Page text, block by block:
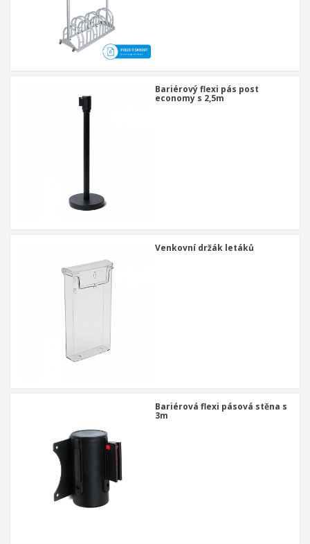
Bariérový flexi pás post
economy s 2,5m
Venkovní držák letáků
Bariérová flexi pásová stěna s
3m